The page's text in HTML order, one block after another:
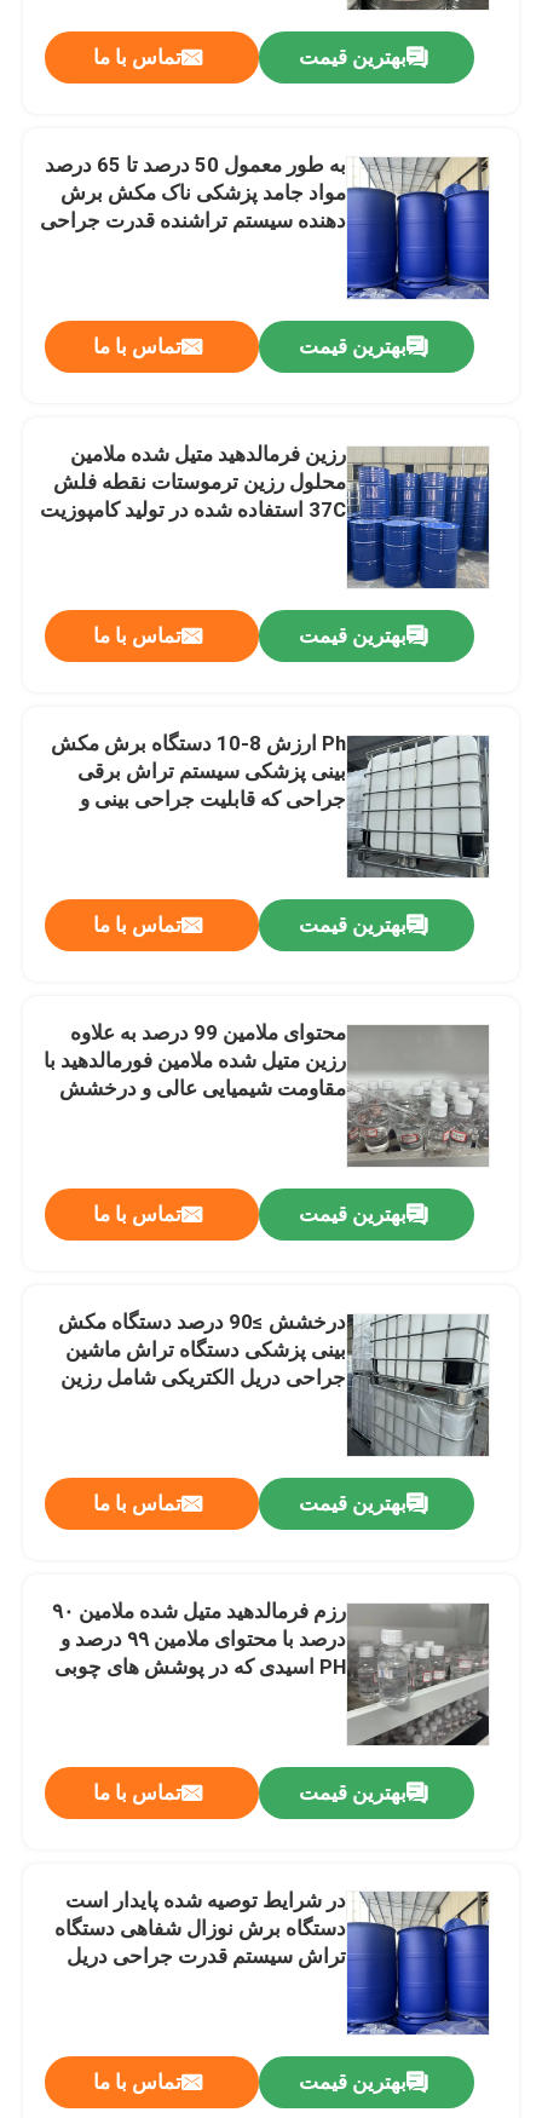
خانه
محصولات
دربارهی ما
کارخانه تور
کنترل کیفیت
اخبار
درخواست نقل قول
رزین هگزامتوکسی متیل ملامین
بهترین قیمت تماس با ما
به طور معمول 50 درصد تا 65 درصد
مواد جامد پزشکی ناک مکش برش
دهنده سیستم تراشنده قدرت جراحی
بهترین قیمت تماس با ما
رزین فرمالدهید متیل شده ملامین
محلول رزین ترموستات نقطه فلش
37C استفاده شده در تولید کامپوزیت
بهترین قیمت تماس با ما
Ph ارزش 8-10 دستگاه برش مکش
بینی پزشکی سیستم تراش برقی
جراحی که قابلیت جراحی بینی و
بهترین قیمت تماس با ما
محتوای ملامین 99 درصد به علاوه
رزین متیل شده ملامین فورمالدهید با
مقاومت شیمیایی عالی و درخشش
بهترین قیمت تماس با ما
درخشش ≥90 درصد دستگاه مکش
بینی پزشکی دستگاه تراش ماشین
جراحی دریل الکتریکی شامل رزین
بهترین قیمت تماس با ما
رزم فرمالدهید متیل شده ملامین ۹۰
درصد با محتوای ملامین ۹۹ درصد و
PH اسیدی که در پوشش های چوبی
بهترین قیمت تماس با ما
در شرایط توصیه شده پایدار است
دستگاه برش نوزال شفاهی دستگاه
تراش سیستم قدرت جراحی دریل
بهترین قیمت تماس با ما